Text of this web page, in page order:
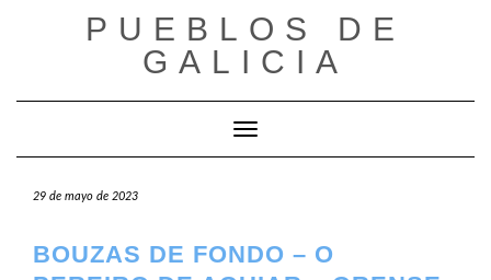
PUEBLOS DE
GALICIA
Cambiar modo de navegación
29 de mayo de 2023
BOUZAS DE FONDO – O